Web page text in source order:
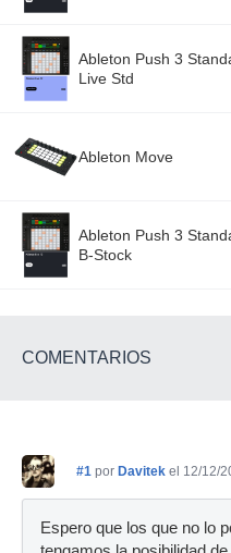
Ableton Push 3
Live Std
Ableton Move
Ableton Push 3
B-Stock
COMENTARIOS
#1 por Davitek el 12/12/
Espero que los que no lo